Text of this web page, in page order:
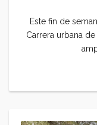
Este fin de
Carrera urbana